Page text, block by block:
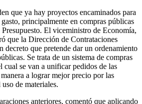
que ya hay proyectos encaminados para
principalmente en compras públicas
El viceministro de Economía,
que la Dirección de Contrataciones
decreto que pretende dar un ordenamiento
Se trata de un sistema de compras
cual se van a unificar pedidos de las
a lograr mejor precio por las
de materiales.
anteriores, comentó que aplicando